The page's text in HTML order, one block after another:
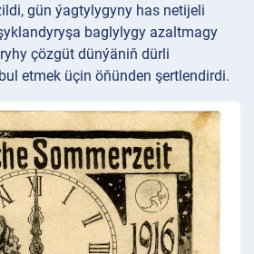
gün ýagtylygyny has netijeli
baglylygy azaltmagy
çözgüt dünýäniň dürli
etmek üçin öňünden şertlendirdi.